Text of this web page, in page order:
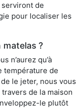
de
pour localiser les
matelas ?
n’aurez qu’à
température de
le jeter, nous vous
de la maison
le plutôt